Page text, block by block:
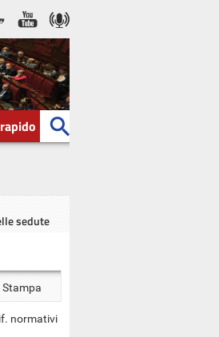
sedute
Stampa
normativi